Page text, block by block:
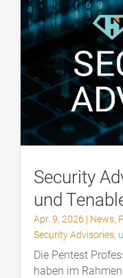
Security
und
Apr. 9, 2026 | News,
Security Advisories,
Die Pentest
haben im